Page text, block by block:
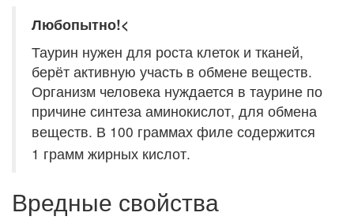
Любопытно!<
Таурин нужен для роста клеток и тканей,
берёт активную участь в обмене веществ.
Организм человека нуждается в таурине по
причине синтеза аминокислот, для обмена
веществ. В 100 граммах филе содержится
1 грамм жирных кислот.
Вредные свойства